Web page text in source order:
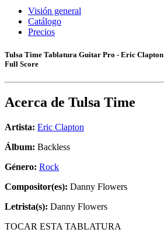
Visión general
Catálogo
Precios
Tulsa Time Tablatura Guitar Pro - Eric Clapton
Full Score
Acerca de Tulsa Time
Artista: Eric Clapton
Álbum: Backless
Género: Rock
Compositor(es): Danny Flowers
Letrista(s): Danny Flowers
TOCAR ESTA TABLATURA